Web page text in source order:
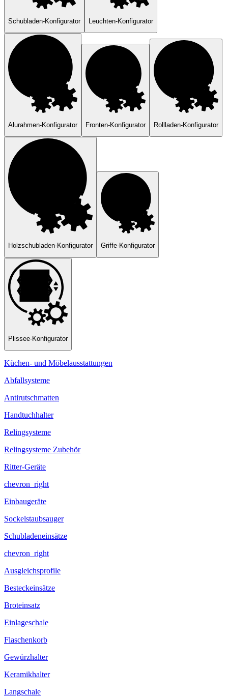
Schubladen-Konfigurator Leuchten-Konfigurator
Alurahmen-Konfigurator Fronten-Konfigurator Rollladen-Konfigurator
Holzschubladen-Konfigurator Griffe-Konfigurator
Plissee-Konfigurator
Küchen- und Möbelausstattungen
Abfallsysteme
Antirutschmatten
Handtuchhalter
Relingsysteme
Relingsysteme Zubehör
Ritter-Geräte
chevron_right
Einbaugeräte
Sockelstaubsauger
Schubladeneinsätze
chevron_right
Ausgleichsprofile
Besteckeinsätze
Broteinsatz
Einlageschale
Flaschenkorb
Gewürzhalter
Keramikhalter
Langschale